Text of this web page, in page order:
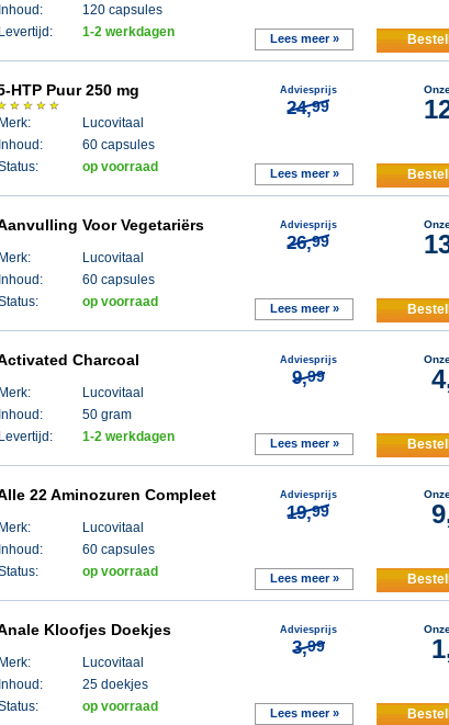
Inhoud:
120 capsules
Levertijd:
1-2 werkdagen Lees meer »
HTP Puur 250 mg
Merk:
Lucovitaal
Inhoud:
60 capsules
op voorraad
Adviesprijs
24,99
Lees meer »
Voor Vegetariërs
Merk:
Lucovitaal
Inhoud:
60 capsules
op voorraad
Adviesprijs
26,99
Lees meer »
Charcoal
Merk:
Lucovitaal
Inhoud:
50 gram
Levertijd:
1-2 werkdagen
Adviesprijs
9,99
Lees meer »
22 Aminozuren Compleet
Merk:
Lucovitaal
Inhoud:
60 capsules
op voorraad
Adviesprijs
19,99
Lees meer »
Kloofjes Doekjes
Merk:
Lucovitaal
Inhoud:
25 doekjes
op voorraad
Adviesprijs
3,99
Lees meer »